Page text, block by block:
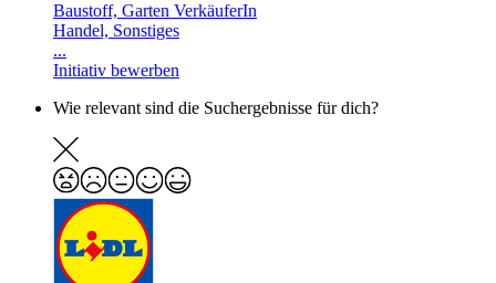
Baustoff, Garten VerkäuferIn
Handel, Sonstiges
...
Initiativ bewerben
Wie relevant sind die Suchergebnisse für dich?